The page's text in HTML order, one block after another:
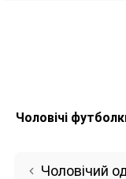
Чоловічі
Чоловічий